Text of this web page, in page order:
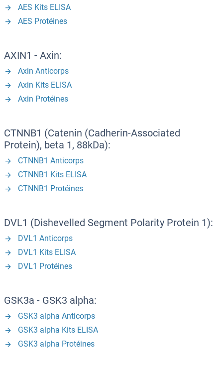
AES Kits ELISA
AES Protéines
AXIN1 - Axin:
Axin Anticorps
Axin Kits ELISA
Axin Protéines
CTNNB1 (Catenin (Cadherin-Associated
Protein), beta 1, 88kDa):
CTNNB1 Anticorps
CTNNB1 Kits ELISA
CTNNB1 Protéines
DVL1 (Dishevelled Segment Polarity Protein 1):
DVL1 Anticorps
DVL1 Kits ELISA
DVL1 Protéines
GSK3a - GSK3 alpha:
GSK3 alpha Anticorps
GSK3 alpha Kits ELISA
GSK3 alpha Protéines